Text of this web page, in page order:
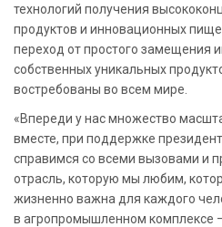
технологий получения
продуктов и инновационных
переход от простого замещения
собственных уникальных
востребованы во всем мире.
«Впереди у нас множество
вместе, при поддержке
справимся со всеми вызовами и
отрасль, которую мы любим,
жизненно важна для каждого
в агропромышленном комплексе